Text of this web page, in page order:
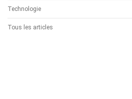
Technologie
Tous les articles